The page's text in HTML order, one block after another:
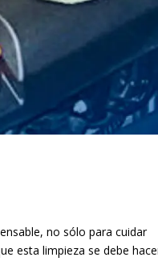
no sólo para cuidar
esta limpieza se debe